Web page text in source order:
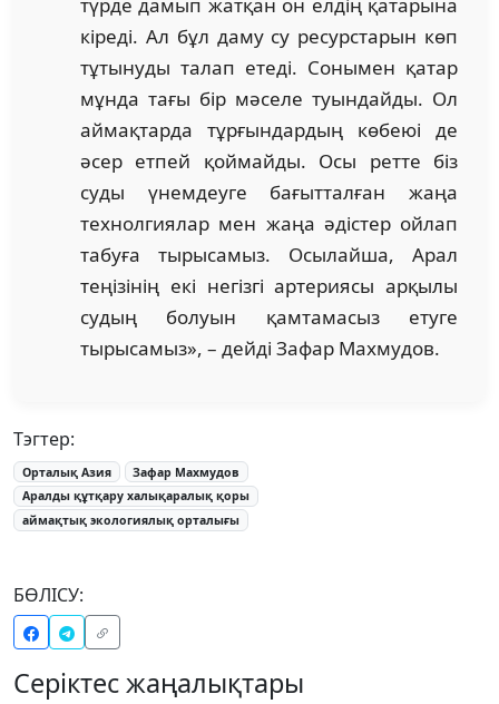
кіреді. Ал бұл даму су ресурстарын көп
тұтынуды талап етеді. Сонымен қатар
мұнда тағы бір мәселе туындайды. Ол
аймақтарда тұрғындардың көбеюі де
әсер етпей қоймайды. Осы ретте біз
суды үнемдеуге бағытталған жаңа
технолгиялар мен жаңа әдістер ойлап
табуға тырысамыз. Осылайша, Арал
теңізінің екі негізгі артериясы арқылы
судың болуын қамтамасыз етуге
тырысамыз», – дейді Зафар Махмудов.
Тэгтер:
Орталық Азия
Зафар Махмудов
Аралды құтқару халықаралық қоры
аймақтық экологиялық орталығы
БӨЛІСУ:
Серіктес жаңалықтары